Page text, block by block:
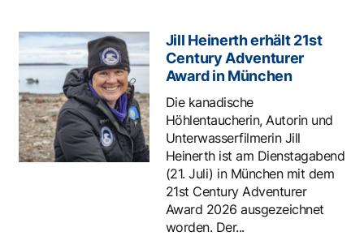
Jill Heinerth erhält 21st
Century Adventurer
Award in München
Die kanadische
Höhlentaucherin, Autorin und
Unterwasserfilmerin Jill
Heinerth ist am Dienstagabend
(21. Juli) in München mit dem
21st Century Adventurer
Award 2026 ausgezeichnet
worden. Der...